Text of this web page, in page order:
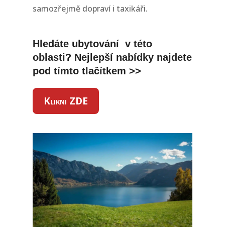
samozřejmě dopraví i taxikáři.
Hledáte ubytování v této
oblasti? Nejlepší nabídky najdete
pod tímto tlačítkem >>
Klikni ZDE